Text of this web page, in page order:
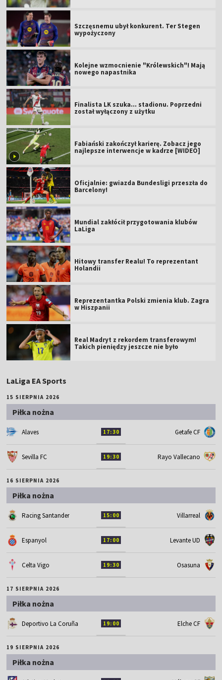
Szczęsnemu ubył konkurent. Ter Stegen
wypożyczony
Kolejne wzmocnienie "Królewskich"! Mają
nowego napastnika
Finalista LK szuka... stadionu. Poprzedni
został wyłączony z użytku
Fabiański zakończył karierę. Zobacz jego
najlepsze interwencje w kadrze [WIDEO]
Oficjalnie: gwiazda Bundesligi przeszła do
Barcelony!
Mundial zakłócił przygotowania klubów
LaLiga
Hitowy transfer Realu! To reprezentant
Holandii
Reprezentantka Polski zmienia klub. Zagra
w Hiszpanii
Real Madryt z rekordem transferowym!
Takich pieniędzy jeszcze nie było
LaLiga EA Sports
15 SIERPNIA 2026
Piłka nożna
Alaves 17:30 Getafe CF
Sevilla FC 19:30 Rayo Vallecano
16 SIERPNIA 2026
Piłka nożna
Racing Santander 15:00 Villarreal
Espanyol 17:00 Levante UD
Celta Vigo 19:30 Osasuna
17 SIERPNIA 2026
Piłka nożna
Deportivo La Coruña 19:00 Elche CF
19 SIERPNIA 2026
Piłka nożna